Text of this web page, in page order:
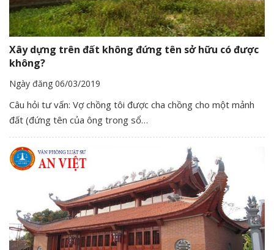
Xây dựng trên đất không đứng tên sở hữu có được
không?
Ngày đăng 06/03/2019
Câu hỏi tư vấn: Vợ chồng tôi được cha chồng cho một mảnh
đất (đứng tên của ông trong sổ…